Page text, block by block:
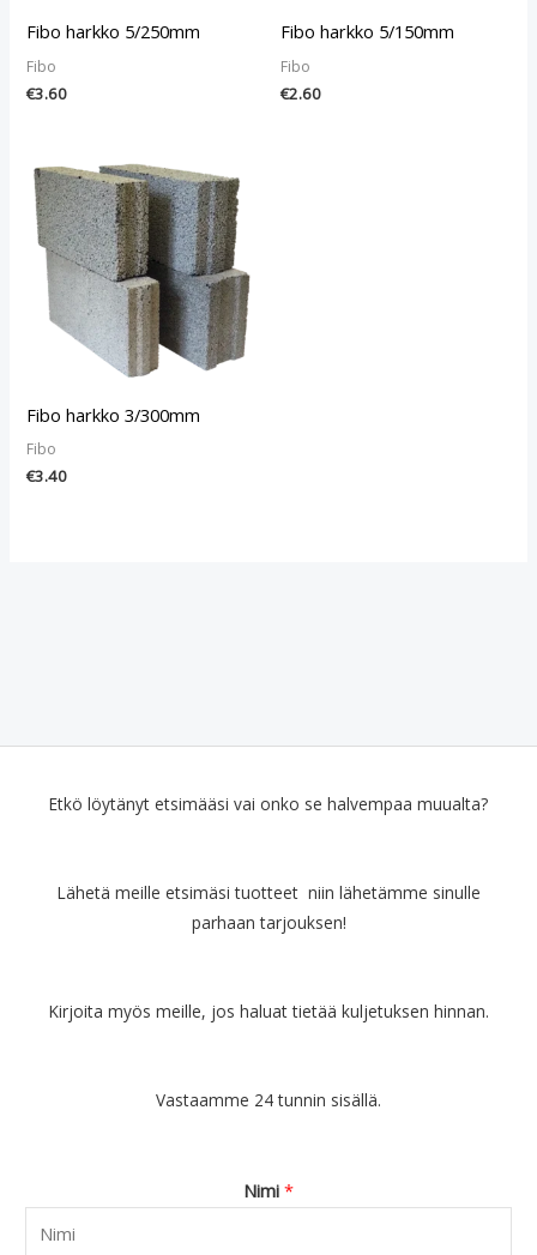
Fibo harkko 5/250mm
Fibo
€3.60
Fibo harkko 5/150mm
Fibo
€2.60
Fibo harkko 3/300mm
Fibo
€3.40
Etkö löytänyt etsimääsi vai onko se halvempaa muualta?
Lähetä meille etsimäsi tuotteet niin lähetämme sinulle
parhaan tarjouksen!
Kirjoita myös meille, jos haluat tietää kuljetuksen hinnan.
Vastaamme 24 tunnin sisällä.
Nimi *